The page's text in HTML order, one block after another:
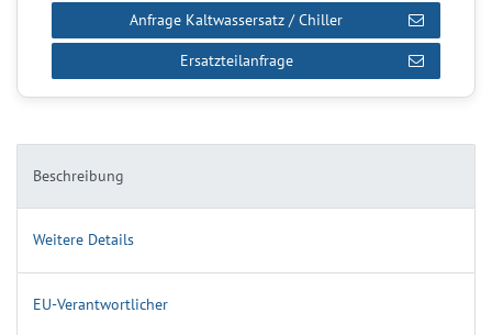
Beschreibung
Weitere Details
EU-Verantwortlicher
Anfrage Kaltwassersatz / Chiller
Ersatzteilanfrage